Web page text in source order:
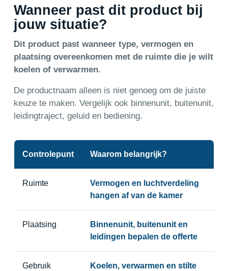
Wanneer past dit product bij
jouw situatie?
Dit product past wanneer type, vermogen en
plaatsing overeenkomen met de ruimte die je wilt
koelen of verwarmen.
De productnaam alleen is niet genoeg om de juiste
keuze te maken. Vergelijk ook binnenunit, buitenunit,
leidingtraject, geluid en bediening.
Controlepunt Waarom belangrijk?
Ruimte
Vermogen en luchtverdeling
hangen af van de kamer
Plaatsing
Binnenunit, buitenunit en
leidingen bepalen de offerte
Gebruik
Koelen, verwarmen en stilte